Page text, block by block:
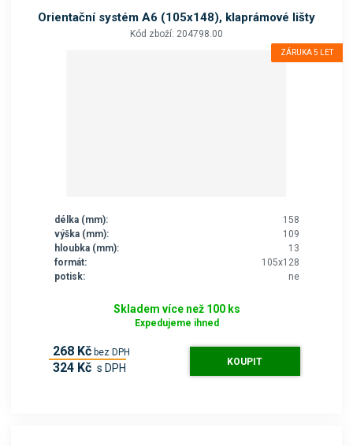
Orientační systém A6 (105x148), klaprámové lišty
Kód zboží: 204798.00
ZÁRUKA 5 LET
délka (mm):
158
výška (mm):
109
hloubka (mm):
13
formát:
105x128
potisk:
ne
Skladem více než 100 ks
Expedujeme ihned
268 Kč bez DPH
324 Kč s DPH KOUPIT